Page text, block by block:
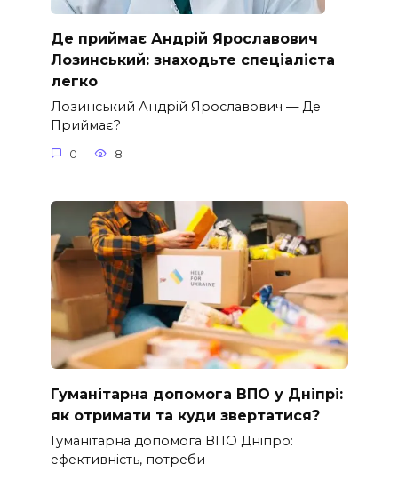
Де приймає Андрій Ярославович
Лозинський: знаходьте спеціаліста
легко
Лозинський Андрій Ярославович — Де
Приймає?
0 8
Гуманітарна допомога ВПО у Дніпрі:
як отримати та куди звертатися?
Гуманітарна допомога ВПО Дніпро:
ефективність, потреби